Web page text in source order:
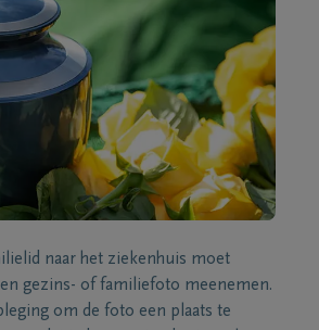
naar het ziekenhuis moet
gezins- of familiefoto meenemen.
om de foto een plaats te